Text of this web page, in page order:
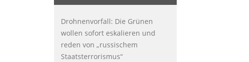
Drohnenvorfall: Die Grünen
wollen sofort eskalieren und
reden von „russischem
Staatsterrorismus“